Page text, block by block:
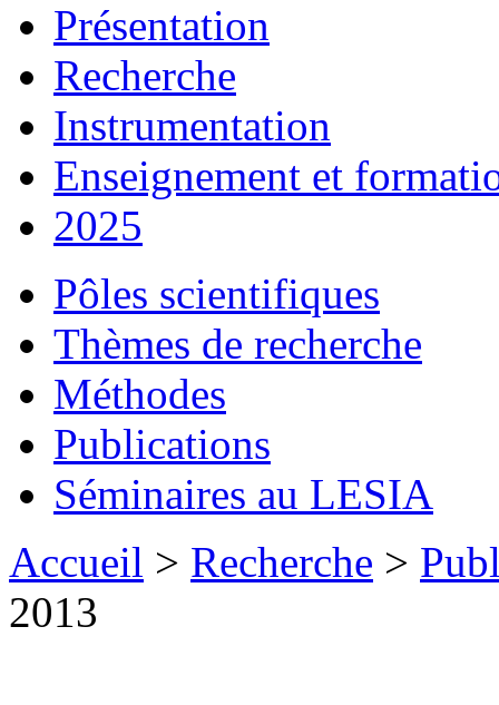
Présentation
Recherche
Instrumentation
Enseignement et
2025
Pôles scientifiques
Thèmes de recherche
Méthodes
Publications
Séminaires au LESIA
Accueil > Recherche >
2013